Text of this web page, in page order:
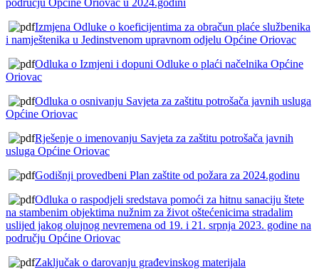
Izmjena Odluke o koeficijentima za obračun plaće službenika
i namještenika u Jedinstvenom upravnom odjelu Općine Oriovac
Odluka o Izmjeni i dopuni Odluke o plaći načelnika Općine
Oriovac
Odluka o osnivanju Savjeta za zaštitu potrošača javnih usluga
Općine Oriovac
Rješenje o imenovanju Savjeta za zaštitu potrošača javnih
usluga Općine Oriovac
Godišnji provedbeni Plan zaštite od požara za 2024.godinu
Odluka o raspodjeli sredstava pomoći za hitnu sanaciju štete
na stambenim objektima nužnim za život oštećenicima stradalim
uslijed jakog olujnog nevremena od 19. i 21. srpnja 2023. godine na
području Općine Oriovac
Zaključak o darovanju građevinskog materijala